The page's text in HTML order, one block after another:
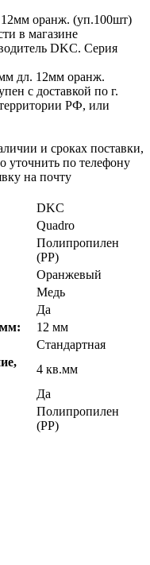
12мм оранж. (уп.100шт)
в магазине
DKC. Серия
дл. 12мм оранж.
с доставкой по г.
РФ, или
и сроках поставки,
уточнить по телефону
на почту
DKC
Quadro
Полипропилен
(PP)
Оранжевый
Медь
Да
12 мм
Стандартная
4 кв.мм
Да
Полипропилен
(PP)